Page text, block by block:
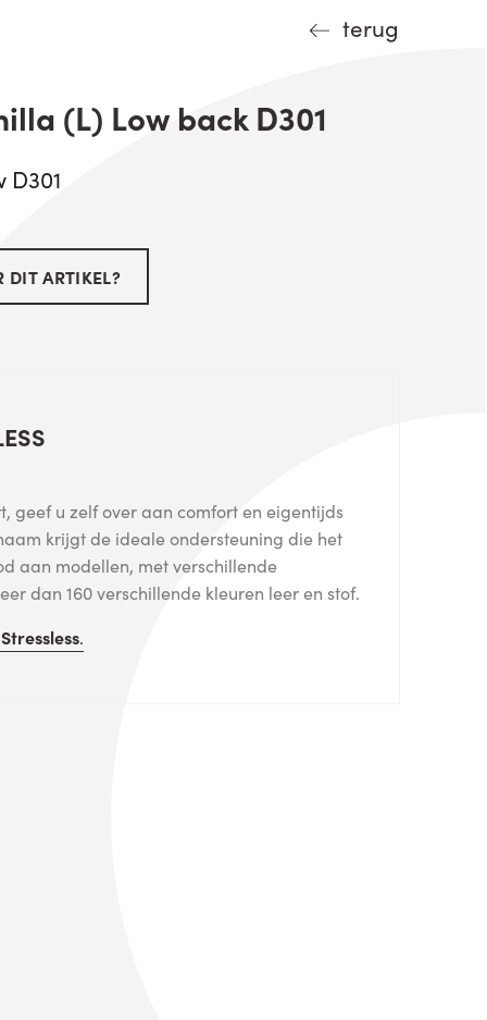
terug
(L) Low back D301
D301
DIT ARTIKEL?
geef u zelf over aan comfort en eigentijds
krijgt de ideale ondersteuning die het
aan modellen, met verschillende
dan 160 verschillende kleuren leer en stof.
Stressless.